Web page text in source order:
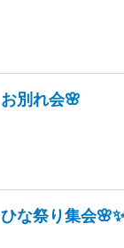
お別れ会🌸
ひな祭り集会